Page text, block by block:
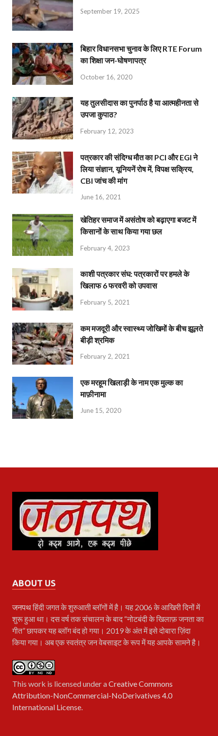
September 19, 2025
बिहार विधानसभा चुनाव के लिए RTE Forum
का शिक्षा जन-घोषणापत्र
October 16, 2020
यह तुलसीदास का पुनर्पाठ है या आत्महीनता से
उपजा कुपाठ?
February 12, 2023
पत्रकार की संदिग्ध मौत का PCI और EGI ने
लिया संज्ञान, यूनियनें रोष में, विपक्ष सक्रिय,
CBI जांच की मांग
June 16, 2021
खेतिहर समाज में असंतोष को बढ़ाएगा बजट में
किसानों के साथ किया गया छल
February 4, 2023
काशी पत्रकार संघ: पत्रकारों पर हमले के
खिलाफ 6 फरवरी को उपवास
February 5, 2021
कम मजदूरी और स्वास्थ्य जोखिमों के बीच झूलते
बीड़ी श्रमिक
February 2, 2021
एक मरहूम खिलाड़ी के नाम एक मुल्क का
माफ़ीनामा
June 15, 2020
ABOUT US
जनपथहिंदी जगत के शुरुआती ब्लॉगों में है। यह 2006 के आखिरी दिनों में
शुरू हुआ था। दस वर्ष तक संचालन के बाद “नोटबंदी के खिलाफ़ जनता का
गीत” छापकर यह ब्लॉग बंद हो गया। 2019 के अंत में इसे दोबारा ज़िंदा
किया गया। अब एक स्वतंत्र जन वेबसाइट के रूप में यह आपके सामने है।
This work is licensed under aCreative Commons
Attribution-NonCommercial-NoDerivatives 4.0
International License